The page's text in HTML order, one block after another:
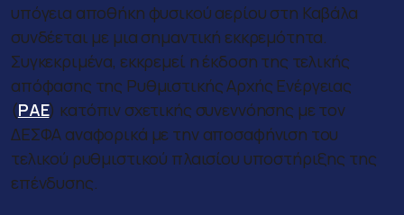
υπόγεια αποθήκη φυσικού αερίου στη Καβάλα
συνδέεται με μια σημαντική εκκρεμότητα.
Συγκεκριμένα, εκκρεμεί η έκδοση της τελικής
απόφασης της Ρυθμιστικής Αρχής Ενέργειας
(ΡΑΕ) κατόπιν σχετικής συνεννόησης με τον
ΔΕΣΦΑ αναφορικά με την αποσαφήνιση του
τελικού ρυθμιστικού πλαισίου υποστήριξης της
επένδυσης.